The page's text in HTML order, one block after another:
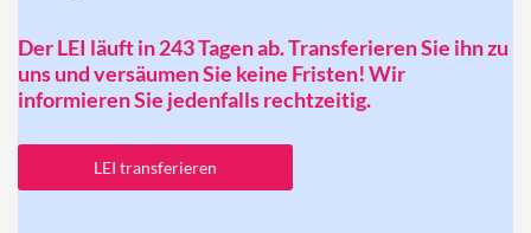
Der LEI läuft in 243 Tagen ab. Transferieren Sie ihn zu
uns und versäumen Sie keine Fristen! Wir
informieren Sie jedenfalls rechtzeitig.
LEI transferieren